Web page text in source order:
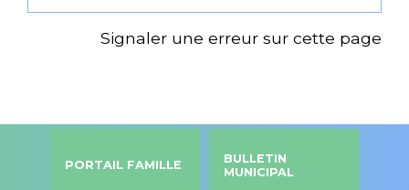
Signaler une erreur sur cette page
PORTAIL FAMILLE
BULLETIN
MUNICIPAL